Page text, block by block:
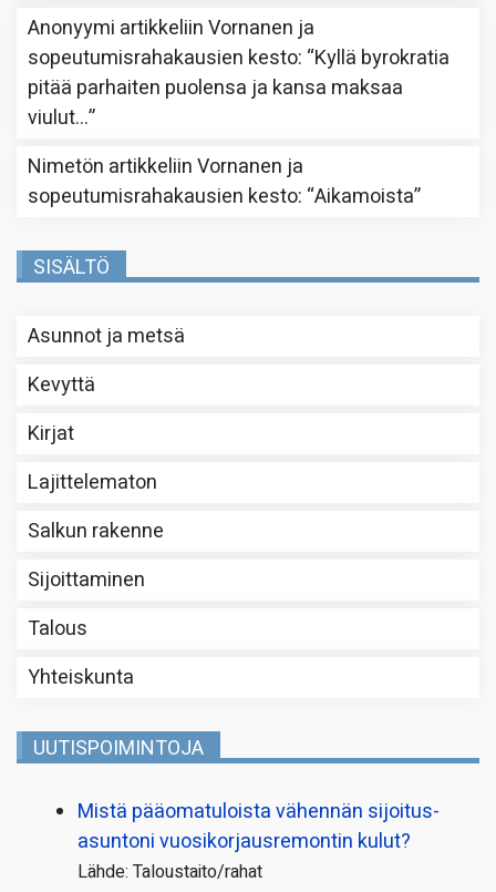
Anonyymi artikkeliinVornanen ja
sopeutumisrahakausien kesto: “Kyllä byrokratia
pitää parhaiten puolensa ja kansa maksaa
viulut…”
Nimetön artikkeliinVornanen ja
sopeutumisrahakausien kesto: “Aikamoista”
SISÄLTÖ
Asunnot ja metsä
Kevyttä
Kirjat
Lajittelematon
Salkun rakenne
Sijoittaminen
Talous
Yhteiskunta
UUTISPOIMINTOJA
Mistä pääoma­tuloista vähennän sijoitus­
asuntoni vuosikorjaus­remontin kulut?
Lähde: Taloustaito/rahat